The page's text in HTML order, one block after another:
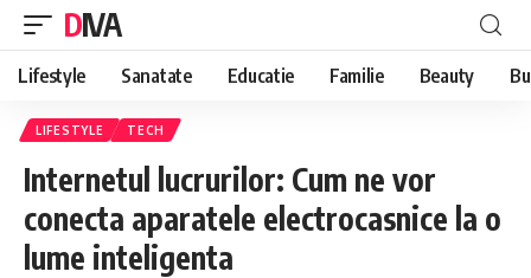
DIVA
Lifestyle Sanatate Educatie Familie Beauty
LIFESTYLE TECH
Internetul lucrurilor: Cum ne vor
conecta aparatele electrocasnice la o
lume inteligenta